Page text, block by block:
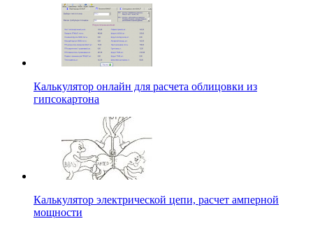
Калькулятор онлайн для расчета облицовки из
гипсокартона
Калькулятор электрической цепи, расчет амперной
мощности